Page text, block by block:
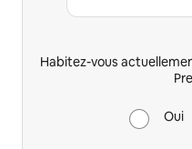
Habitez-vous
Oui